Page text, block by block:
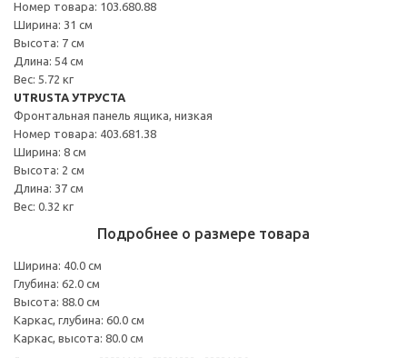
Номер товара: 103.680.88
Ширина: 31 см
Высота: 7 см
Длина: 54 см
Вес: 5.72 кг
UTRUSTA УТРУСТА
Фронтальная панель ящика, низкая
Номер товара: 403.681.38
Ширина: 8 см
Высота: 2 см
Длина: 37 см
Вес: 0.32 кг
Подробнее о размере товара
Ширина: 40.0 см
Глубина: 62.0 см
Высота: 88.0 см
Каркас, глубина: 60.0 см
Каркас, высота: 80.0 см